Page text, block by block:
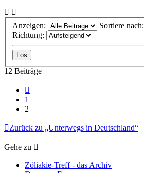
Anzeigen:
Sortiere nach:
Richtung:
12 Beiträge
1
2
Zurück zu „Unterwegs in Deutschland“
Gehe zu
Zöliakie-Treff - das Archiv